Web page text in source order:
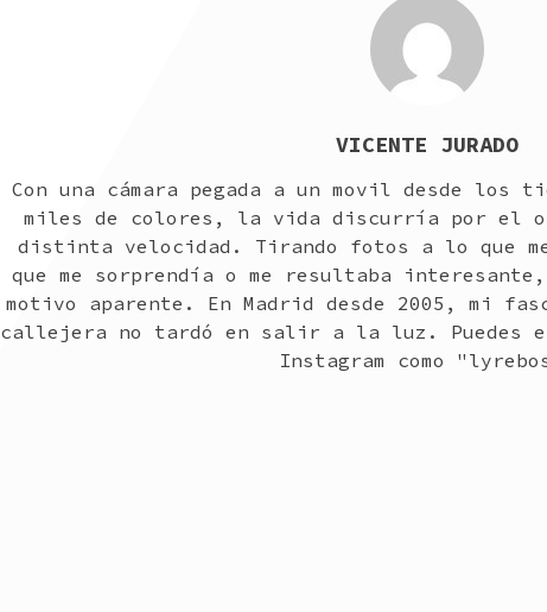
VICENTE JURADO
Con una cámara pegada a un movil desde los
miles de colores, la vida discurría por el
distinta velocidad. Tirando fotos a lo que
que me sorprendía o me resultaba
motivo aparente. En Madrid desde 2005, mi
callejera no tardó en salir a la luz. Puedes
Instagram como